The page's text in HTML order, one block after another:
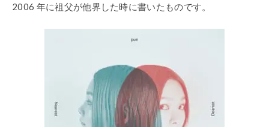
2006 年に祖父が他界した時に書いたものです。